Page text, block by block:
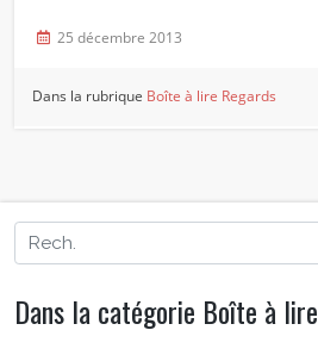
25 décembre 2013
Dans la rubrique Boîte à lire Regards
Dans la catégorie Boîte à lire